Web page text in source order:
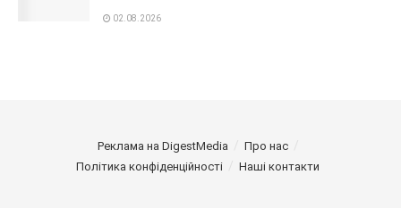
02.08.2026
Реклама на DigestMedia
Про нас
Політика конфіденційності
Наші контакти